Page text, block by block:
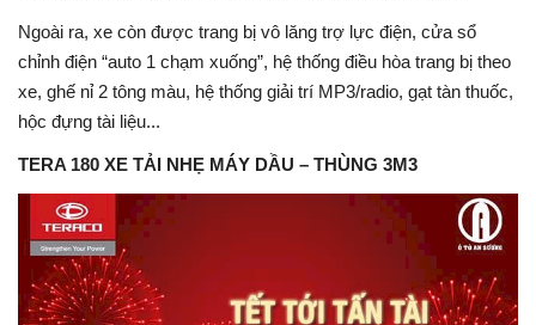
Ngoài ra, xe còn được trang bị vô lăng trợ lực điện, cửa sổ
chỉnh điện “auto 1 chạm xuống”, hệ thống điều hòa trang bị theo
xe, ghế nỉ 2 tông màu, hệ thống giải trí MP3/radio, gạt tàn thuốc,
hộc đựng tài liệu...
TERA 180 XE TẢI NHẸ MÁY DẦU – THÙNG 3M3